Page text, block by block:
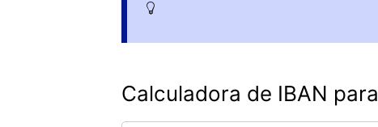
Calculadora de IBAN para